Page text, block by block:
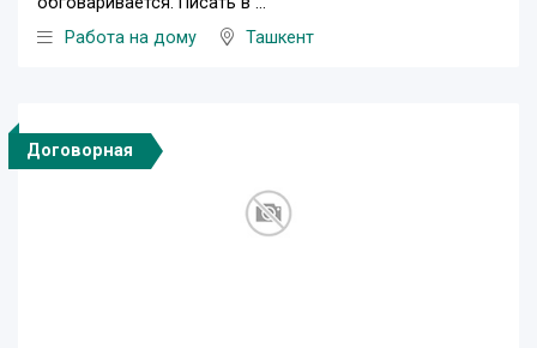
Работа на дому
Ташкент
Договорная